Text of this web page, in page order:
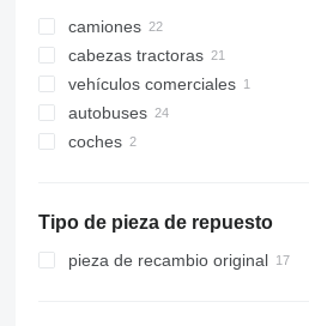
camiones
cabezas tractoras
vehículos comerciales
autobuses
coches
Tipo de pieza de repuesto
pieza de recambio original